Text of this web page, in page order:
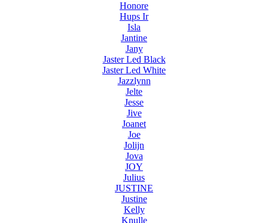
Honore
Hups Ir
Isla
Jantine
Jany
Jaster Led Black
Jaster Led White
Jazzlynn
Jelte
Jesse
Jive
Joanet
Joe
Jolijn
Jova
JOY
Julius
JUSTINE
Justine
Kelly
Knulle